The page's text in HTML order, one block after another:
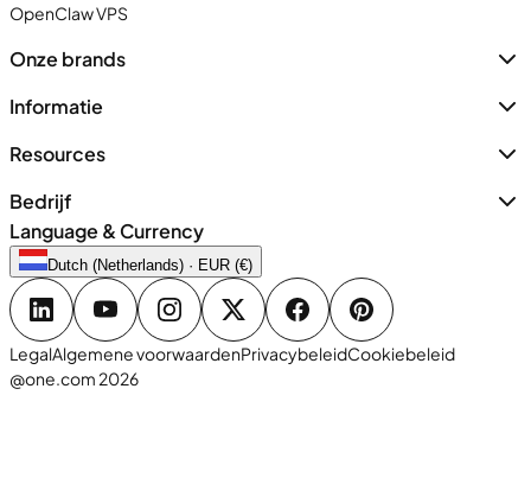
OpenClaw VPS
Onze brands
Informatie
Resources
Bedrijf
Language & Currency
Dutch (Netherlands) · EUR (€)
LegalAlgemene voorwaardenPrivacybeleidCookiebeleid
@one.com 2026